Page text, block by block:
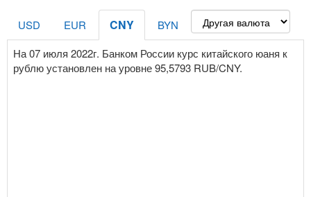
USD EUR CNY
BYN
На 07 июля 2022г. Банком России курс китайского юаня к
рублю установлен на уровне 95,5793 RUB/CNY.